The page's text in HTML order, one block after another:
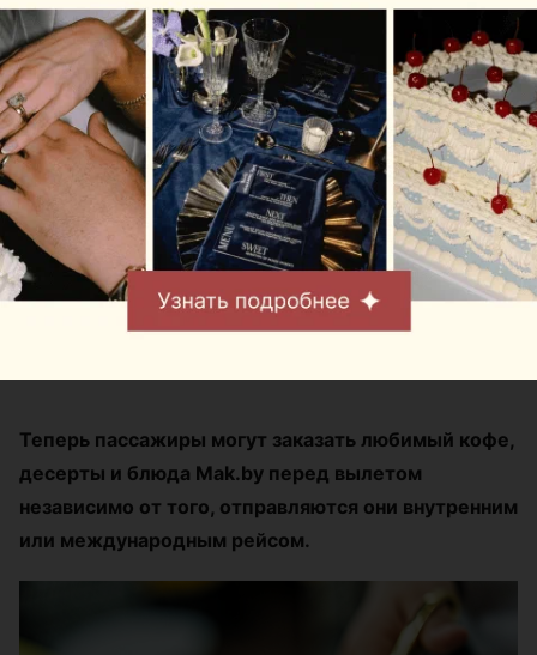
Журнал
Mak.by теперь в
Национальном
аэропорту: там
открылись сразу два
Mak.Cafe
Теперь пассажиры могут заказать любимый кофе,
десерты и блюда Mak.by перед вылетом
независимо от того, отправляются они внутренним
или международным рейсом.